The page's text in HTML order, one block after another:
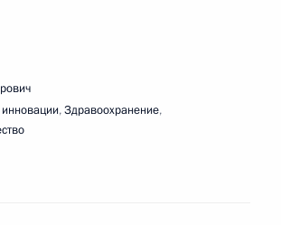
,Здравоохранение,